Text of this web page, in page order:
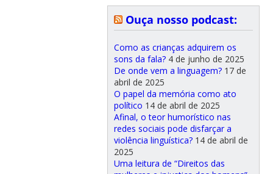
Ouça nosso podcast:
Como as crianças adquirem os
sons da fala? 4 de junho de 2025
De onde vem a linguagem? 17 de
abril de 2025
O papel da memória como ato
político 14 de abril de 2025
Afinal, o teor humorístico nas
redes sociais pode disfarçar a
violência linguística? 14 de abril de
2025
Uma leitura de “Direitos das